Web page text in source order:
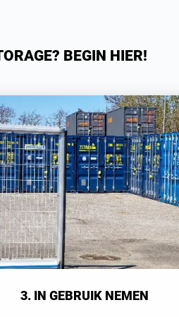
BEGIN HIER!
3. IN GEBRUIK NEMEN